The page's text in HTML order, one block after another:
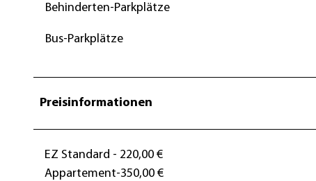
Behinderten-Parkplätze
Bus-Parkplätze
Preisinformationen
EZ Standard - 220,00 €
Appartement-350,00 €